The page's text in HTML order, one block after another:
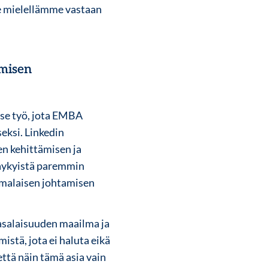
vastaan
työ, jota EMBA
Linkedin
kehittämisen ja
paremmin
johtamisen
maailma ja
jota ei haluta eikä
näin tämä asia vain